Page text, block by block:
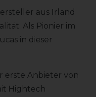
aus Irland
Als Pionier im
in dieser
erste Anbieter von
Hightech